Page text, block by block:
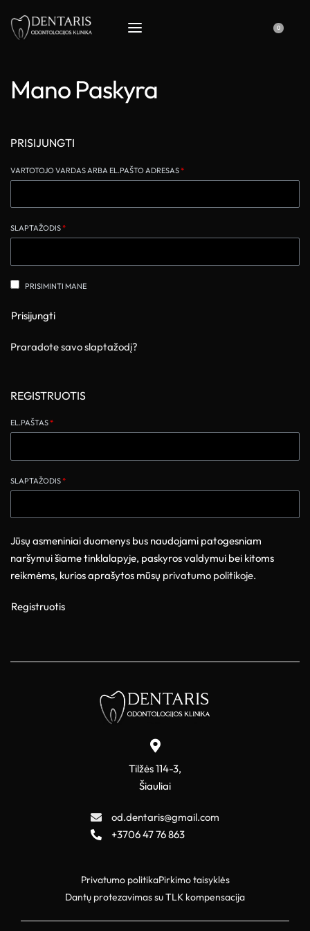
0
Mano Paskyra
PRISIJUNGTI
VARTOTOJO VARDAS ARBA EL.PAŠTO ADRESAS*
SLAPTAŽODIS*
PRISIMINTI MANE
Prisijungti
Praradote savo slaptažodį?
REGISTRUOTIS
EL.PAŠTAS*
SLAPTAŽODIS*
Jūsų asmeniniai duomenys bus naudojami patogesniam
naršymui šiame tinklalapyje, paskyros valdymui bei kitoms
reikmėms, kurios aprašytos mūsų privatumo politikoje.
Registruotis
Tilžės 114-3,
Šiauliai
od.dentaris@gmail.com
+3706 47 76 863
Privatumo politikaPirkimo taisyklės
Dantų protezavimas su TLK kompensacija